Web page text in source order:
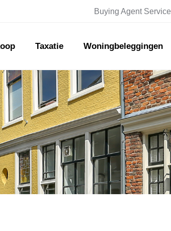
Buying Agent Service
Taxatie Woningbeleggingen